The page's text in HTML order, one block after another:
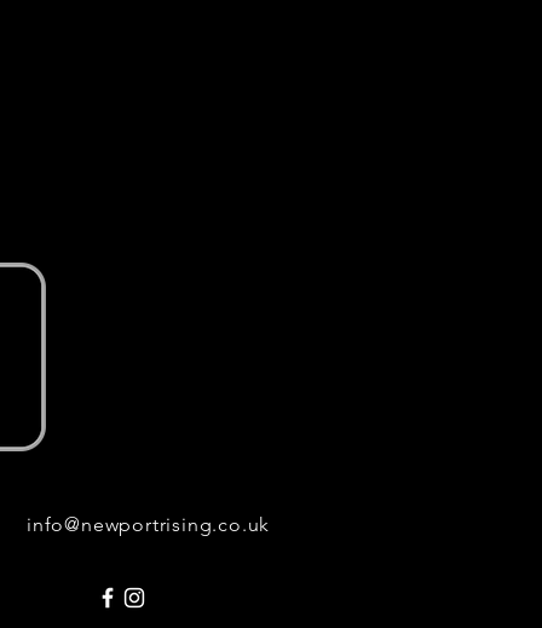
info@newportrising.co.uk